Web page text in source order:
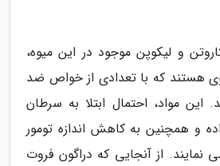
و لیکوپن موجود در این میوه،
هستند که با تعدادی از خواص ضد
این مواد، احتمال ابتلا به سرطان
و همچنین به کاهش اندازه تومور
نمایند. از آنجایی که دراگون فروت